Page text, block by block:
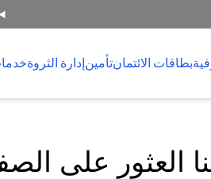
بطاقات الائتمانتأمينإدارة الثروة
العثور على